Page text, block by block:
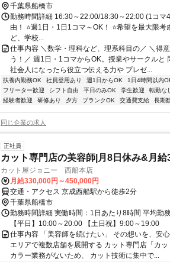
千葉県船橋市
勤務時間詳細 16:30～22:00/18:30～22:00 (1コマ
由！ ⭐週1日・1日1コマ～OK！ ⭐希望を最大限
ど、学校...
仕事内容 ＼数学・理科など、理系科目の／ ＼得
う！／ 週1日・1コマからOK。授業やサークルと
社会人になったら役立つ伝える力や プレゼ...
扶養内勤務OK 社員登用あり 週1日からOK 1日4時間以内
フリーター歓迎
シフト自由 平日のみOK 学生歓迎 転勤なし
経験者歓迎
研修あり 夕方 ブランクOK 交通費支給 長期
同じ企業の求人
正社員
カット専門店の美容師|月8日休み&月給
カット屋ジョニー 西船本店
月給330,000円～450,000円
交通・アクセス 京成西船駅から徒歩2分
千葉県船橋市
勤務時間詳細 実働時間：1日あたり8時間 平均勤
【平日】10:00～20:00 【土日祝】9:00～19:00
仕事内容 「美容師を続けたい」 その想いを、安
エリアで複数店舗を展開する カット専門店「カ
カラー業務がないため、 カット技術に集中で...